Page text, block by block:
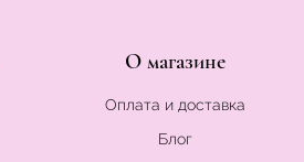
О магазине
Оплата и доставка
Блог